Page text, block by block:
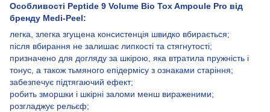
Особливості Peptide 9 Volume Bio Tox Ampoule Pro від
бренду Medi-Peel:
легка, злегка згущена консистенція швидко вбирається;
після вбирання не залишає липкості та стягнутості;
призначено для догляду за шкірою, яка втратила пружність і
тонус, а також тьмяного епідермісу з ознаками старіння;
забезпечує підтягаючий ефект;
робить зморшки і шкірні заломи менш вираженими;
розгладжує рельєф;